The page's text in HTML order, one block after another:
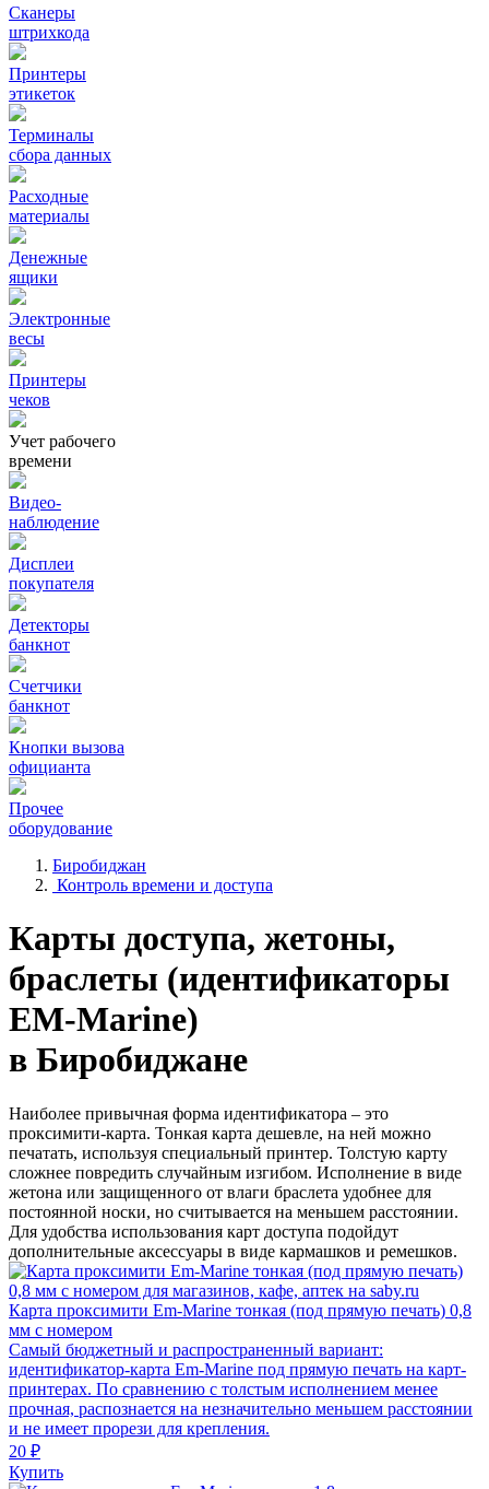
Сканеры
штрихкода
Принтеры
этикеток
Терминалы
сбора данных
Расходные
материалы
Денежные
ящики
Электронные
весы
Принтеры
чеков
Учет рабочего
времени
Видео‑
наблюдение
Дисплеи
покупателя
Детекторы
банкнот
Счетчики
банкнот
Кнопки вызова
официанта
Прочее
оборудование
Биробиджан
Контроль времени и доступа
Карты доступа, жетоны,
браслеты (идентификаторы
EM-Marine)
в Биробиджане
Наиболее привычная форма идентификатора – это
проксимити-карта. Тонкая карта дешевле, на ней можно
печатать, используя специальный принтер. Толстую карту
сложнее повредить случайным изгибом. Исполнение в виде
жетона или защищенного от влаги браслета удобнее для
постоянной носки, но считывается на меньшем расстоянии.
Для удобства использования карт доступа подойдут
дополнительные аксессуары в виде кармашков и ремешков.
Карта проксимити Em-Marine тонкая (под прямую печать) 0,8
мм с номером
Самый бюджетный и распространенный вариант:
идентификатор-карта Em-Marine под прямую печать на карт-
принтерах. По сравнению с толстым исполнением менее
прочная, распознается на незначительно меньшем расстоянии
и не имеет прорези для крепления.
20 ₽
Купить